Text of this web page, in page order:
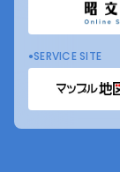
SERVICE SITE